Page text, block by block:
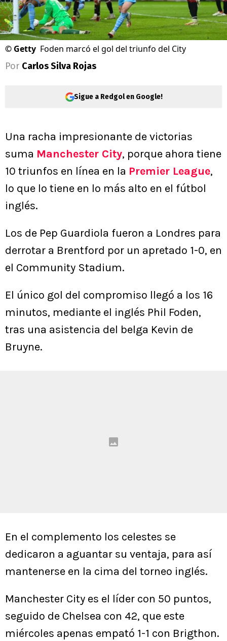
© Getty Foden marcó el gol del triunfo del City
Por Carlos Silva Rojas
Sigue a Redgol en Google!
Una racha impresionante de victorias
suma Manchester City, porque ahora tiene
10 triunfos en línea en la Premier League,
lo que lo tiene en lo más alto en el fútbol
inglés.
Los de Pep Guardiola fueron a Londres para
derrotar a Brentford por un apretado 1-0, en
el Community Stadium.
El único gol del compromiso llegó a los 16
minutos, mediante el inglés Phil Foden,
tras una asistencia del belga Kevin de
Bruyne.
En el complemento los celestes se
dedicaron a aguantar su ventaja, para así
mantenerse en la cima del torneo inglés.
Manchester City es el líder con 50 puntos,
seguido de Chelsea con 42, que este
miércoles apenas empató 1-1 con Brigthon.